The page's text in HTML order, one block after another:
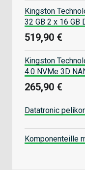
Kingston
32 GB 2 x 16 GB
519,90 €
Kingston
4.0 NVMe 3D
265,90 €
Datatronic
Komponenteille